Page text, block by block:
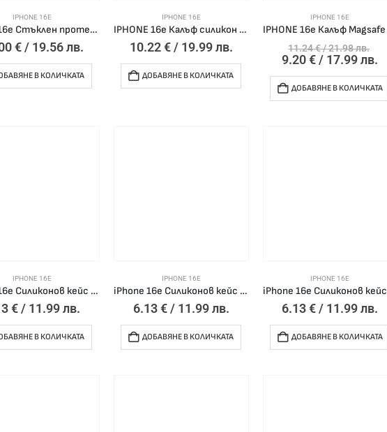
IPHONE 16E
iPhone 16e Стъклен протектор Tel Protect Dust-Free Easy Fit Full Glue 6D
€/ 19.56 лв.
В КОЛИЧКАТА
IPHONE 16E
IPHONE 16e Калъф силикон Full Matte MagSafe /Черен/
10.22€/ 19.99 лв.
ДОБАВЯНЕ В КОЛИЧКАТА
IPHONE 16E
11.24€/ 21.98 лв.
9.20€/ 17.99 лв.
ДОБАВЯНЕ В КОЛИЧКАТА
IPHONE 16E
iPhone 16e Силиконов кейс bSmart Silicone Soft Cover /розов/
€/ 11.99 лв.
В КОЛИЧКАТА
IPHONE 16E
iPhone 16e Силиконов кейс bSmart Silicone Soft Cover /черен/
6.13€/ 11.99 лв.
ДОБАВЯНЕ В КОЛИЧКАТА
IPHONE 16E
6.13€/ 11.99 лв.
ДОБАВЯНЕ В КОЛИЧКАТА